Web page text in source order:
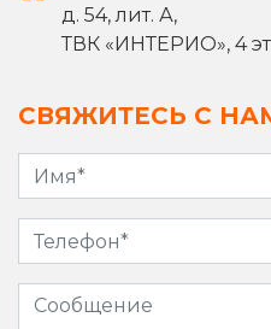
д. 54, лит. А,
ТВК «ИНТЕРИО», 4
СВЯЖИТЕСЬ С